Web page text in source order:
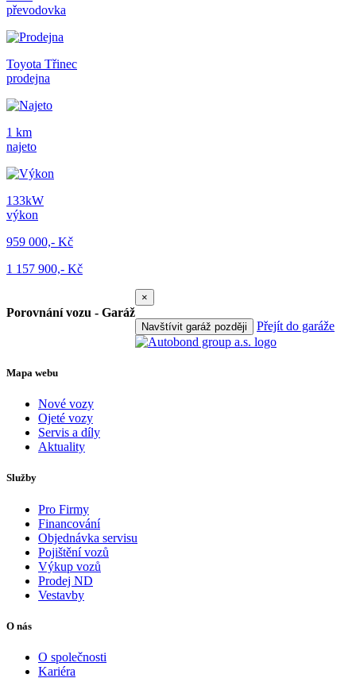
převodovka
Toyota Třinec
prodejna
1 km
najeto
133kW
výkon
959 000,- Kč
1 157 900,- Kč
Porovnání vozu - Garáž
×
Navštívit garáž později Přejít do garáže
Mapa webu
Nové vozy
Ojeté vozy
Servis a díly
Aktuality
Služby
Pro Firmy
Financování
Objednávka servisu
Pojištění vozů
Výkup vozů
Prodej ND
Vestavby
O nás
O společnosti
Kariéra